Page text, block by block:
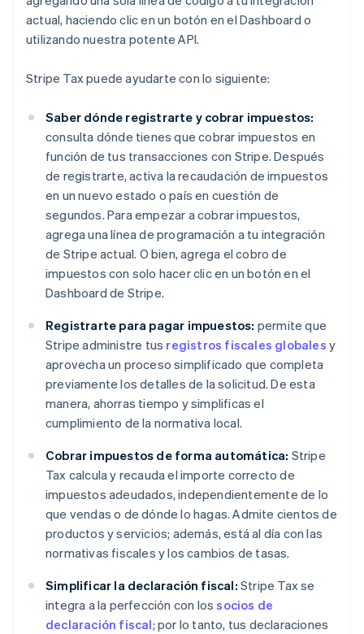
actual, haciendo clic en un botón en el Dashboard o
utilizando nuestra potente API.
Stripe Tax puede ayudarte con lo siguiente:
Saber dónde registrarte y cobrar impuestos:
consulta dónde tienes que cobrar impuestos en
función de tus transacciones con Stripe. Después
de registrarte, activa la recaudación de impuestos
en un nuevo estado o país en cuestión de
segundos. Para empezar a cobrar impuestos,
agrega una línea de programación a tu integración
de Stripe actual. O bien, agrega el cobro de
impuestos con solo hacer clic en un botón en el
Dashboard de Stripe.
Registrarte para pagar impuestos: permite que
Stripe administre tus registros fiscales globales y
aprovecha un proceso simplificado que completa
previamente los detalles de la solicitud. De esta
manera, ahorras tiempo y simplificas el
cumplimiento de la normativa local.
Cobrar impuestos de forma automática: Stripe
Tax calcula y recauda el importe correcto de
impuestos adeudados, independientemente de lo
que vendas o de dónde lo hagas. Admite cientos de
productos y servicios; además, está al día con las
normativas fiscales y los cambios de tasas.
Simplificar la declaración fiscal: Stripe Tax se
integra a la perfección con lossocios de
declaración fiscal; por lo tanto, tus declaraciones